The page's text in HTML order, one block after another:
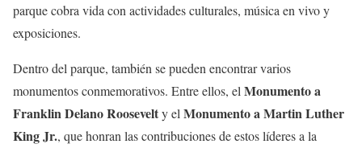
parque cobra vida con actividades culturales, música en vivo y
exposiciones.
Dentro del parque, también se pueden encontrar varios
monumentos conmemorativos. Entre ellos, el Monumento a
Franklin Delano Roosevelty el Monumento a Martin Luther
King Jr., que honran las contribuciones de estos líderes a la